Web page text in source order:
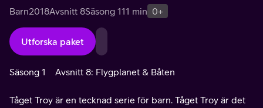
Barn2018Avsnitt 8Säsong 111 min 0+
Utforska paket
Säsong 1 Avsnitt 8: Flygplanet & Båten
Tåget Troy är en tecknad serie för barn. Tåget Troy är det